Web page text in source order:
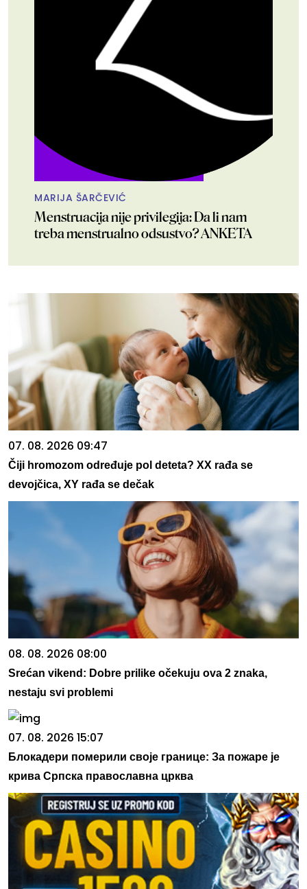
MARIJA ŠARČEVIĆ
Menstruacija nije privilegija: Da li nam
treba menstrualno odsustvo? ANKETA
07. 08. 2026 09:47
Čiji hromozom određuje pol deteta? XX rađa se
devojčica, XY rađa se dečak
08. 08. 2026 08:00
Srećan vikend: Dobre prilike očekuju ova 2 znaka,
nestaju svi problemi
07. 08. 2026 15:07
Блокадери померили своје границе: За пожаре је
крива Српска православна црква